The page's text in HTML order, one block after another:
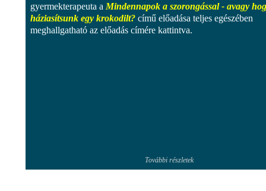
gyermekterapeuta a Mindennapok a szorongással - avagy
háziasítsunk egy krokodilt? című előadása teljes egészében
meghallgatható az előadás címére kattintva.
További részletek